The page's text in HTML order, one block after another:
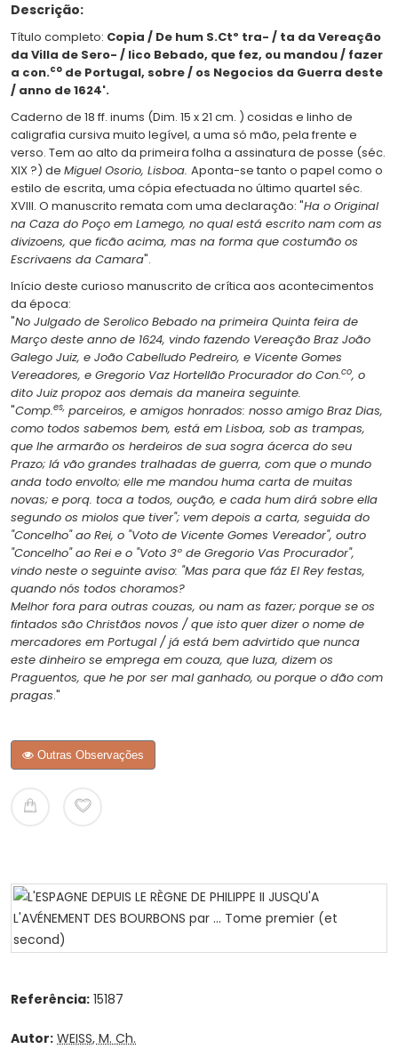
Descrição:
Título completo: Copia / De hum S.Ctº tra- / ta da Vereação
da Villa de Sero- / lico Bebado, que fez, ou mandou / fazer
a con.co de Portugal, sobre / os Negocios da Guerra deste
/ anno de 1624'.
Caderno de 18 ff. inums (Dim. 15 x 21 cm. ) cosidas e linho de
caligrafia cursiva muito legível, a uma só mão, pela frente e
verso. Tem ao alto da primeira folha a assinatura de posse (séc.
XIX ?) de Miguel Osorio, Lisboa. Aponta-se tanto o papel como o
estilo de escrita, uma cópia efectuada no último quartel séc.
XVIII. O manuscrito remata com uma declaração: "Ha o Original
na Caza do Poço em Lamego, no qual está escrito nam com as
divizoens, que ficão acima, mas na forma que costumão os
Escrivaens da Camara".
Início deste curioso manuscrito de crítica aos acontecimentos
da época:
"No Julgado de Serolico Bebado na primeira Quinta feira de
Março deste anno de 1624, vindo fazendo Vereação Braz João
Galego Juiz, e João Cabelludo Pedreiro, e Vicente Gomes
Vereadores, e Gregorio Vaz Hortellão Procurador do Con.co, o
dito Juiz propoz aos demais da maneira seguinte.
"Comp.es, parceiros, e amigos honrados: nosso amigo Braz Dias,
como todos sabemos bem, está em Lisboa, sob as trampas,
que lhe armarão os herdeiros de sua sogra ácerca do seu
Prazo; lá vão grandes tralhadas de guerra, com que o mundo
anda todo envolto; elle me mandou huma carta de muitas
novas; e porq. toca a todos, oução, e cada hum dirá sobre ella
segundo os miolos que tiver"; vem depois a carta, seguida do
"Concelho" ao Rei, o "Voto de Vicente Gomes Vereador", outro
"Concelho" ao Rei e o "Voto 3º de Gregorio Vas Procurador",
vindo neste o seguinte aviso: "Mas para que fáz EI Rey festas,
quando nós todos choramos?
Melhor fora para outras couzas, ou nam as fazer; porque se os
fintados são Christãos novos / que isto quer dizer o nome de
mercadores em Portugal / já está bem advirtido que nunca
este dinheiro se emprega em couza, que luza, dizem os
Praguentos, que he por ser mal ganhado, ou porque o dão com
pragas."
Outras Observações
Referência: 15187
Autor: WEISS, M. Ch.